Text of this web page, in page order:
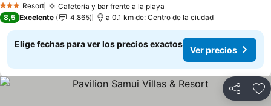
3 EstrellasResort Cafetería y bar frente a la playa
8,5 Excelente 4.865 a 0.1 km de: Centro de la ciudad
Elige fechas para ver los precios exactos
Ver precios
Compartir